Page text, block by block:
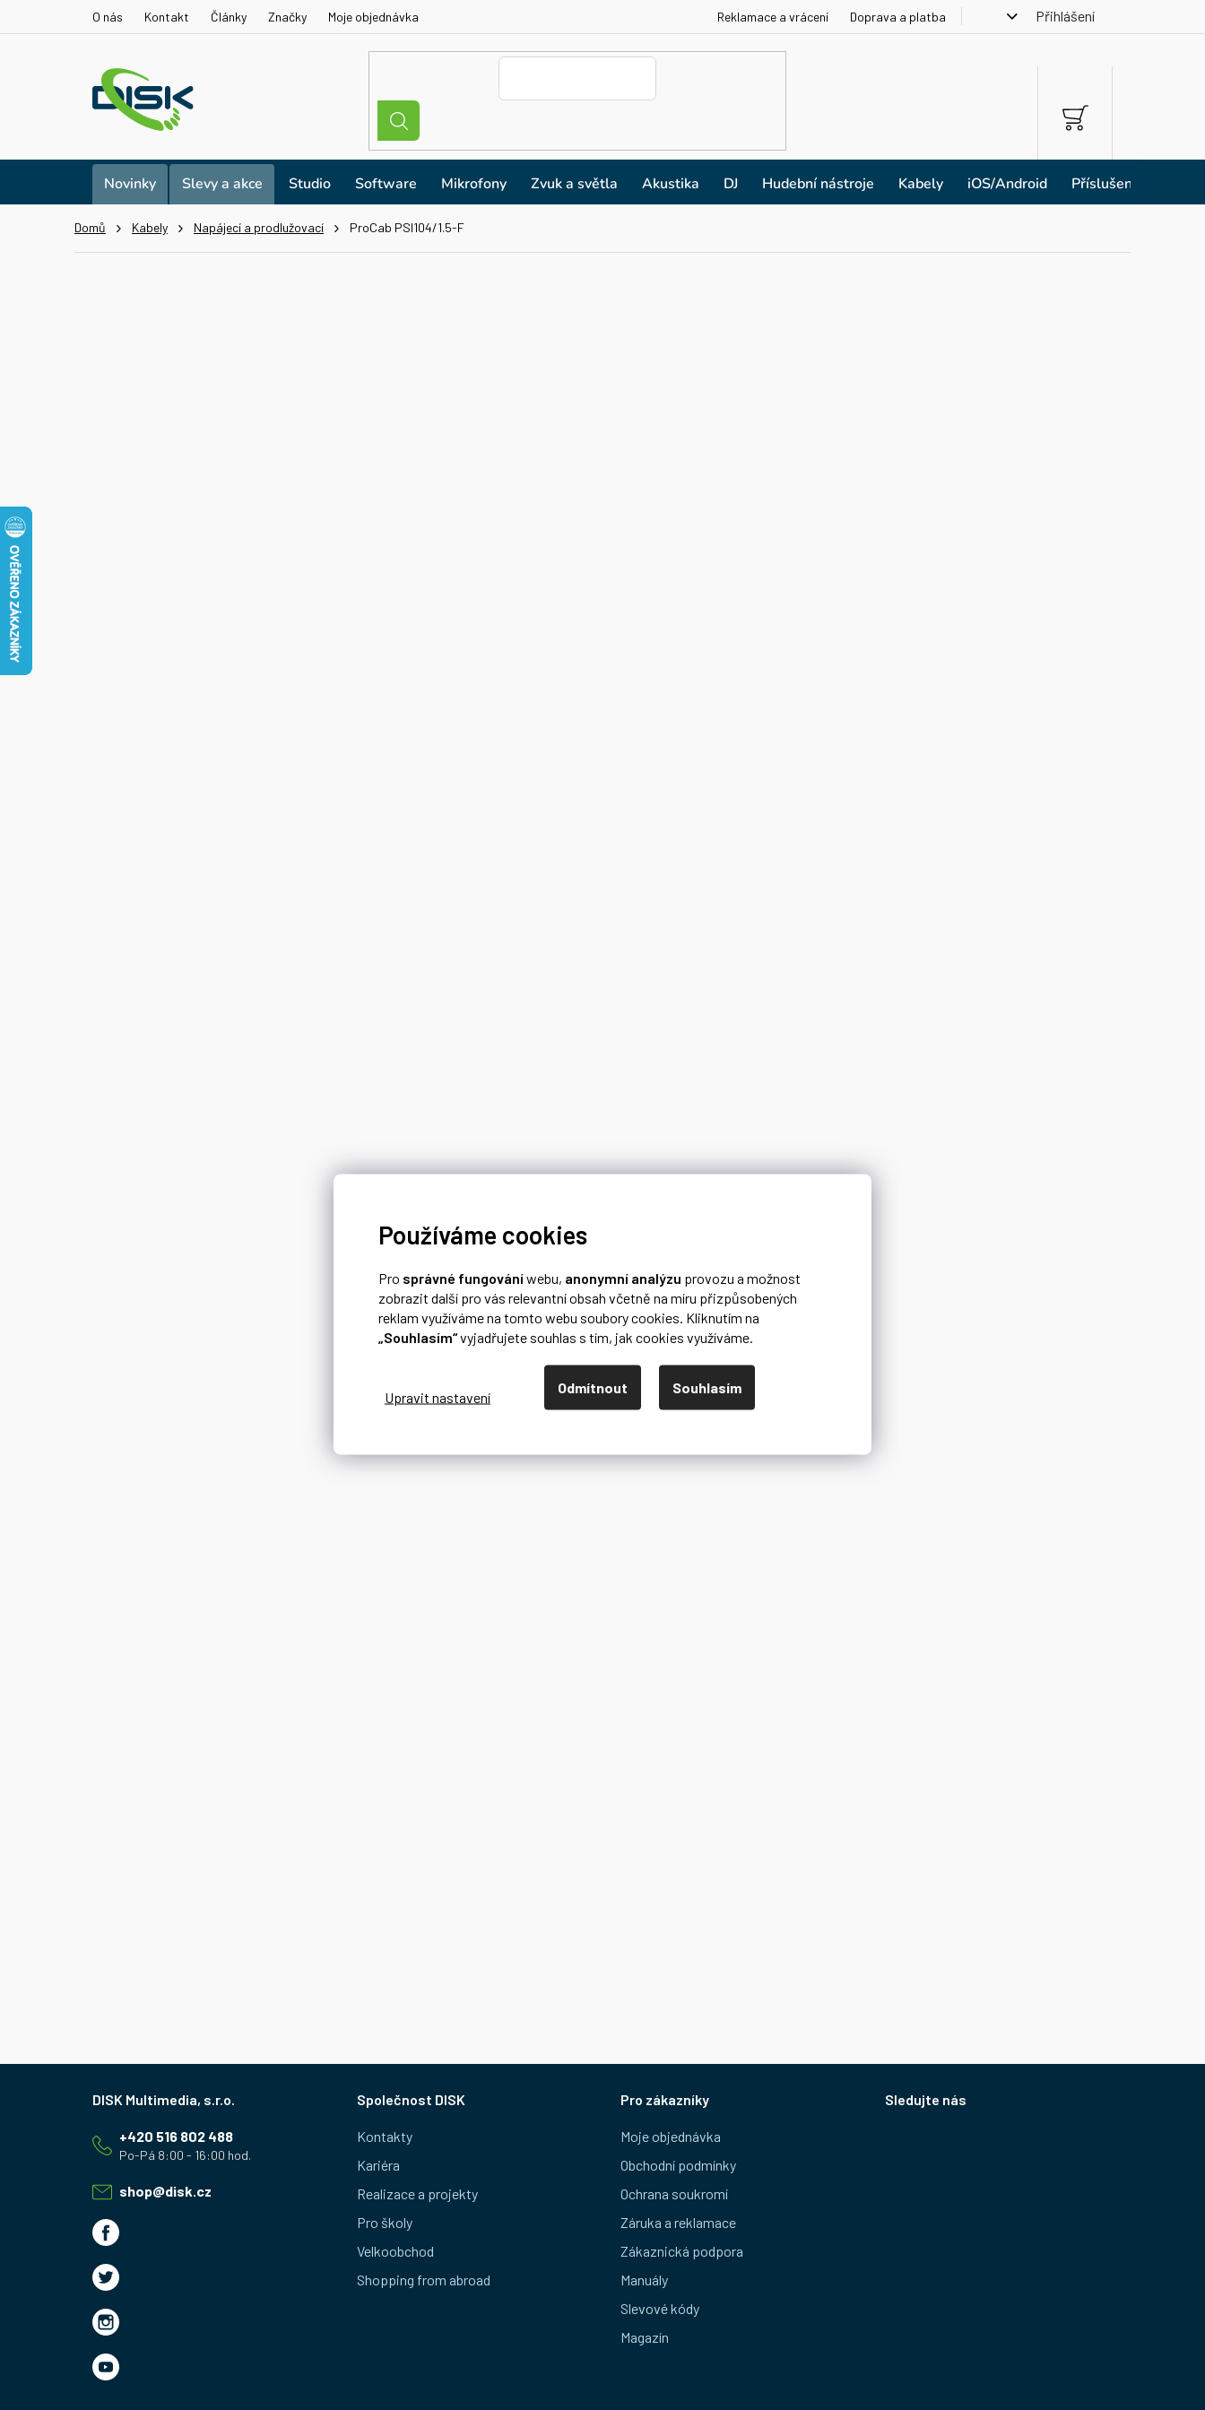
Používáme cookies
Pro správné fungováníwebu, anonymní analýzu provozu a možnost
zobrazit další pro vás relevantní obsah včetně na míru přizpůsobených
reklam využíváme na tomto webu soubory cookies. Kliknutím na
„Souhlasím“vyjadřujete souhlas s tím, jak cookies využíváme.
Odmítnout Souhlasím
O nás Kontakt Články Značky Moje objednávka Reklamace a vrácení Doprava a platba Přihlášení
NÁKUPNÍ
KOŠÍK
Novinky Slevy a akce Studio Software Mikrofony Zvuk a světla Akustika DJ Hudební nástroje Kabely iOS/Android Příslušenství
Domů Kabely Napájecí a prodlužovací ProCab PSI104/1.5-F
shop@disk.cz
+420 516 802 488
Společnost DISK
Kontakty
Kariéra
Realizace a projekty
Pro školy
Velkoobchod
Shopping from abroad
Pro zákazníky
Moje objednávka
Obchodní podmínky
Ochrana soukromí
Záruka a reklamace
Zákaznická podpora
Manuály
Slevové kódy
Magazín
Sledujte nás